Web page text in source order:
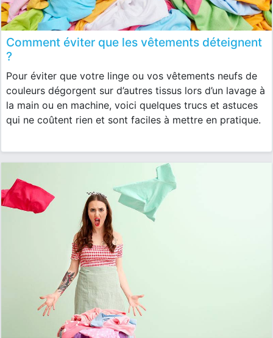
Comment éviter que les vêtements déteignent
?
Pour éviter que votre linge ou vos vêtements neufs de
couleurs dégorgent sur d’autres tissus lors d’un lavage à
la main ou en machine, voici quelques trucs et astuces
qui ne coûtent rien et sont faciles à mettre en pratique.